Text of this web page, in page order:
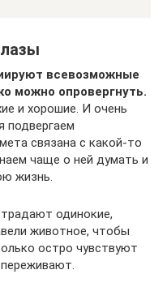
всевозможные
можно опровергнуть.
и хорошие. И очень
подвергаем
связана с какой-то
чаще о ней думать и
жизнь.
одинокие,
животное, чтобы
остро чувствуют